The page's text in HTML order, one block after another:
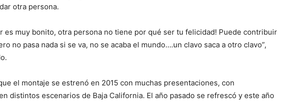
otra persona.
es muy bonito, otra persona no tiene por qué ser tu felicidad! Puede contribuir
no pasa nada si se va, no se acaba el mundo….un clavo saca a otro clavo”,
el montaje se estrenó en 2015 con muchas presentaciones, con
distintos escenarios de Baja California. El año pasado se refrescó y este año